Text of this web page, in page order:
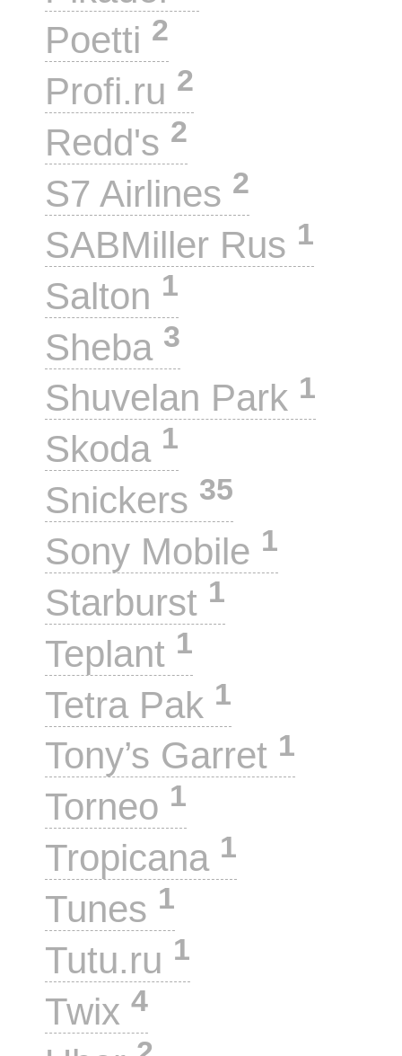
Poetti 2
Profi.ru 2
Redd's 2
S7 Airlines 2
SABMiller Rus 1
Salton 1
Sheba 3
Shuvelan Park 1
Skoda 1
Snickers 35
Sony Mobile 1
Starburst 1
Teplant 1
Tetra Pak 1
Tony’s Garret 1
Torneo 1
Tropicana 1
Tunes 1
Tutu.ru 1
Twix 4